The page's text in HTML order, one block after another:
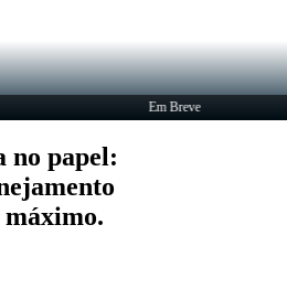
Em Breve
no papel: